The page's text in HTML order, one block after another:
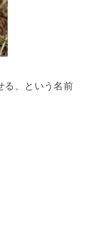
る、という名前